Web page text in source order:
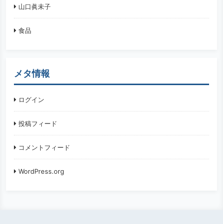
山口眞未子
食品
メタ情報
ログイン
投稿フィード
コメントフィード
WordPress.org